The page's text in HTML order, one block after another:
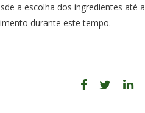
a escolha dos ingredientes até a
durante este tempo.